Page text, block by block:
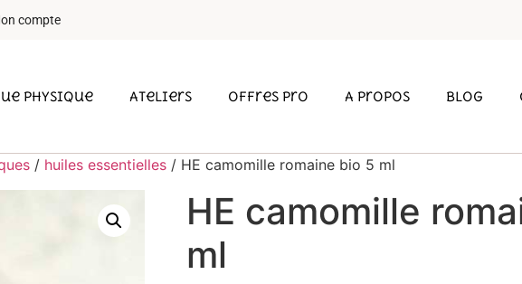
compte
physique Ateliers Offres pro A propos Blog
/ huiles essentielles / HE camomille romaine bio 5 ml
HE camomille
ml